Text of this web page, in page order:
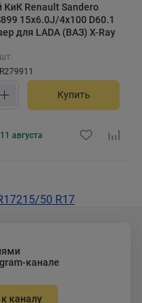
КиК Renault Sandero
15x6.0J/4x100 D60.1
для LADA (ВАЗ) X-Ray
Купить
11 августа
215/50 R17
канале
каналу